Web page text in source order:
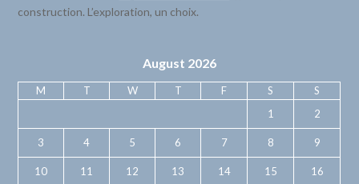
construction. L’exploration, un choix.
August 2026
M T W T F S
S
1
2
3 4 5 6 7 8 9
10 11 12 13 14 15 16